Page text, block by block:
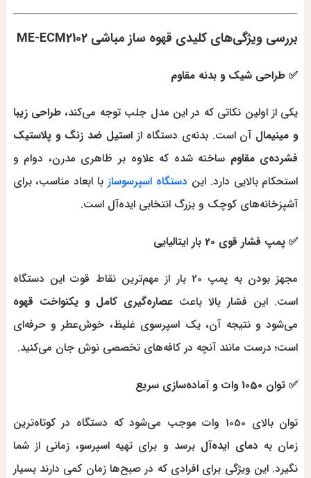
بررسی ویژگی‌های کلیدی قهوه ساز مباشی ME-ECM2102
✅ طراحی شیک و بدنه مقاوم
یکی از اولین نکاتی که در این مدل جلب توجه می‌کند،طراحی زیبا
و مینیمال آن است. بدنه‌ی دستگاه ازاستیل ضد زنگ و پلاستیک
فشرده‌ی مقاوم ساخته شده که علاوه بر ظاهری مدرن، دوام و
استحکام بالایی دارد. این دستگاه اسپرسوسازبا ابعاد مناسب، برای
آشپزخانه‌های کوچک و بزرگ انتخابی ایده‌آل است.
✅ پمپ فشار قوی 20 بار ایتالیایی
مجهز بودن به پمپ 20 بار از مهم‌ترین نقاط قوت این دستگاه
است. این فشار بالا باعثعصاره‌گیری کامل و یکنواخت قهوه
می‌شود و نتیجه آن، یک اسپرسوی غلیظ، خوش‌عطر و حرفه‌ای
است؛ درست مانند آنچه در کافه‌های تخصصی نوش جان می‌کنید.
✅ توان 1050 وات و آماده‌سازی سریع
توان بالای 1050 وات موجب می‌شود که دستگاه در کوتاه‌ترین
زمان به دمای ایده‌آل برسد و برای تهیه اسپرسو، زمانی از شما
نگیرد. این ویژگی برای افرادی که در صبح‌ها زمان کمی دارند بسیار